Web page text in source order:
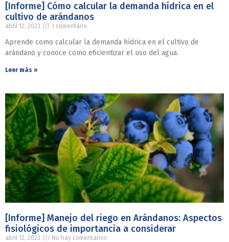
[Informe] Cómo calcular la demanda hídrica en el
cultivo de arándanos
abril 12, 2023 1 comentario
Aprende como calcular la demanda hídrica en el cultivo de
arándano y conoce como eficientizar el uso del agua.
Leer más »
[Informe] Manejo del riego en Arándanos: Aspectos
fisiológicos de importancia a considerar
abril 12, 2023 No hay comentarios